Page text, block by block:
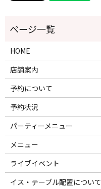
HOME
店舗案内
予約について
予約状況
パーティーメニュー
メニュー
ライブイベント
イス・テーブル配置について